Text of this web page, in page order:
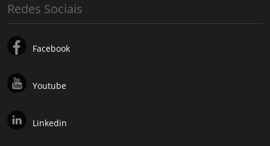
Redes Sociais
Facebook
Youtube
Linkedin